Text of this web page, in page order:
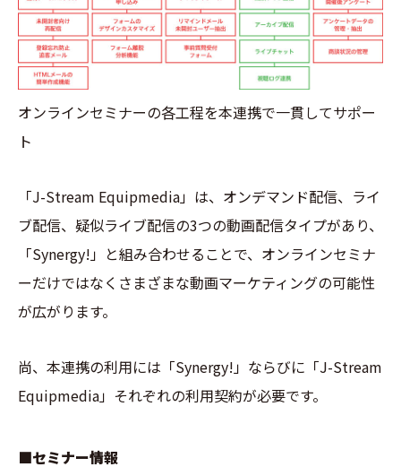
オンラインセミナーの各工程を本連携で一貫してサポー
ト
「J-Stream Equipmedia」は、オンデマンド配信、ライ
ブ配信、疑似ライブ配信の3つの動画配信タイプがあり、
「Synergy!」と組み合わせることで、オンラインセミナ
ーだけではなくさまざまな動画マーケティングの可能性
が広がります。
尚、本連携の利用には「Synergy!」ならびに「J-Stream
Equipmedia」それぞれの利用契約が必要です。
■セミナー情報